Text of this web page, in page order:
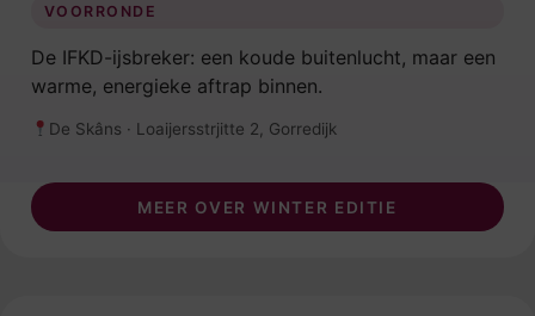
VOORRONDE
De IFKD-ijsbreker: een koude buitenlucht, maar een
warme, energieke aftrap binnen.
De Skâns · Loaijersstrjitte 2, Gorredijk
MEER OVER WINTER EDITIE
LENTE